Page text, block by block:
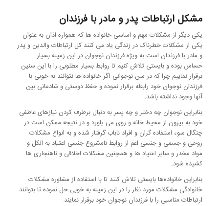
مشکل ارتباطات پدر و مادر با فرزندان
یکی دیگر از مشکلات مهم و اساسی خانواده ها که همواره اذان به عنوان
یکی از مشکلات خطرناک در زندگی یاد می کنند کل ارتباطات والدین و پدر
و مادر با فرزندان است به ویژه فرزندان نوجوان در این زمینه بسیار
حساس بوده و بایستی تلاش کنیم تا روابط بسیار مطلوبی را با این سنین
برقرار نماییم چرا که در سن نوجوانی اگر خانواده‌ ها نتوانند به خوبی با
فرزندان نوجوان خود رابطه برقرار نموده و حفظ دوستی و شادمانی بین
آنها وجود نداشته باشد.
بنابراین نوجوان چه دختر و چه پسر به دنبال برطرف کردن نیازهای عاطفی
خود به بیرون از محیط خانه و روی می یاورد و در نتیجه ممکن است در
چنگال سوء استفاده گران و افراد ناباب گرفتار شده و به انواع مشکلات
روحی و جسمی و جنسی اعم از روابط نامشروع جنسی اعتیاد به الکل و
مواد مخدر و سایر اعتیاد ها و همچنین مشکلات اخلاقی و ناهنجاری ها
کشیده شود.
بنابراین خانواده‌ها بایستی تلاش کنند تا با استفاده از مشاوره مشکلات
خانوادگی مشکلات مورد نظر را در این زمینه به خوبی حل نموده تا بتوانند
ارتباطات مناسبی را با فرزندان نوجوان خود برقرار نمایند.